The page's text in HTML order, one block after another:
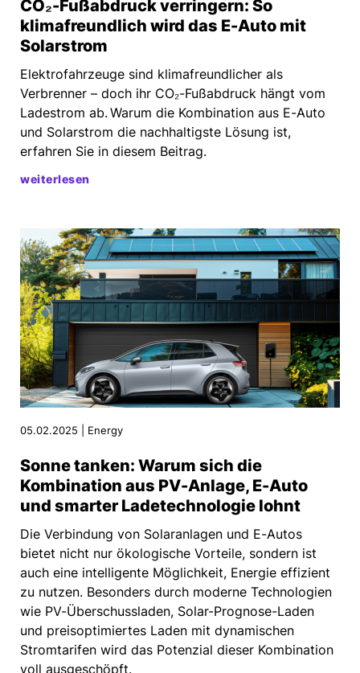
CO₂-Fußabdruck verringern: So
klimafreundlich wird das E-Auto mit
Solarstrom
Elektrofahrzeuge sind klimafreundlicher als
Verbrenner – doch ihr CO₂-Fußabdruck hängt vom
Ladestrom ab. Warum die Kombination aus E-Auto
und Solarstrom die nachhaltigste Lösung ist,
erfahren Sie in diesem Beitrag.
weiterlesen
05.02.2025 | Energy
Sonne tanken: Warum sich die
Kombination aus PV-Anlage, E-Auto
und smarter Ladetechnologie lohnt
Die Verbindung von Solaranlagen und E-Autos
bietet nicht nur ökologische Vorteile, sondern ist
auch eine intelligente Möglichkeit, Energie effizient
zu nutzen. Besonders durch moderne Technologien
wie PV-Überschussladen, Solar-Prognose-Laden
und preisoptimiertes Laden mit dynamischen
Stromtarifen wird das Potenzial dieser Kombination
voll ausgeschöpft.